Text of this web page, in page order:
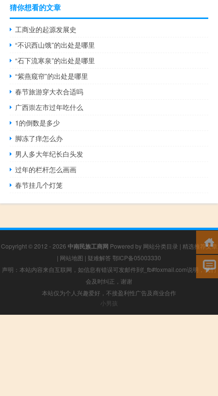
猜你想看的文章
工商业的起源发展史
“不识西山饿”的出处是哪里
“石下流寒泉”的出处是哪里
“紫燕窥帘”的出处是哪里
春节旅游穿大衣合适吗
广西崇左市过年吃什么
1的倒数是多少
脚冻了痒怎么办
男人多大年纪长白头发
过年的栏杆怎么画画
春节挂几个灯笼
Copyright © 2012 - 2026 中南民族工商网 Powered by 网站分类目录 | 精选推荐文章
| 网站地图 | 疑难解答 鄂ICP备05003330
声明：本站内容来自互联网，如信息有错误可发邮件到f_fb#foxmail.com说明，我们
会及时纠正，谢谢
本站仅为个人兴趣爱好，不接盈利性广告及商业合作
小男孩